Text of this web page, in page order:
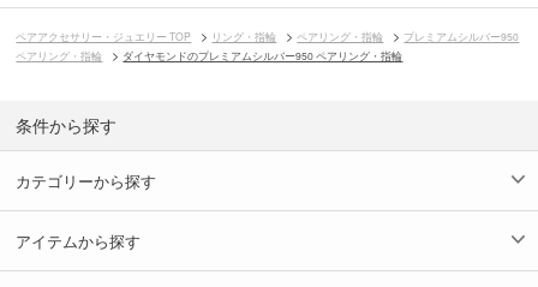
ペアアクセサリー・ジュエリー TOP リング・指輪 ペアリング・指輪
プレミアムシルバー950
ペアリング・指輪
ダイヤモンドのプレミアムシルバー950 ペアリング・指輪
条件から探す
カテゴリーから探す
アイテムから探す